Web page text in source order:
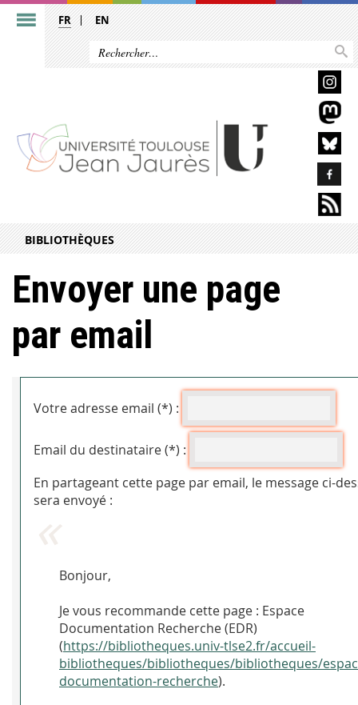
FR EN
BIBLIOTHÈQUES
Envoyer une page
par email
Votre adresse email (*) :
Email du destinataire (*) :
En partageant cette page par email, le message ci-
sera envoyé :
Bonjour,
Je vous recommande cette page : Espace
Documentation Recherche (EDR)
(https://bibliotheques.univ-tlse2.fr/accueil-
bibliotheques/bibliotheques/bibliotheques/
documentation-recherche).